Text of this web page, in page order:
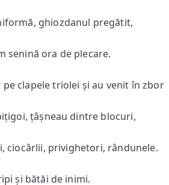
ghiozdanul pregătit,
senină ora de plecare.
pe clapele triolei și au venit în zbor
țâșneau dintre blocuri,
ciocârlii, privighetori, rândunele.
și bătăi de inimi.